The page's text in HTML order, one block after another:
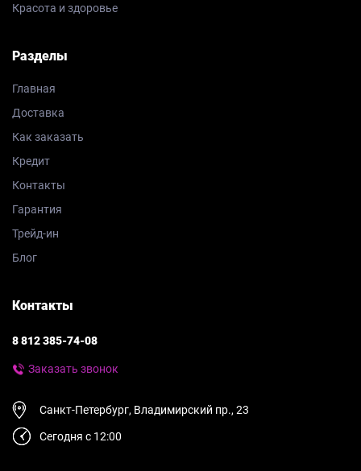
Красота и здоровье
Разделы
Главная
Доставка
Как заказать
Кредит
Контакты
Гарантия
Трейд-ин
Блог
Контакты
8 812 385-74-08
Заказать звонок
Санкт-Петербург, Владимирский пр., 23
Сегодня с 12:00